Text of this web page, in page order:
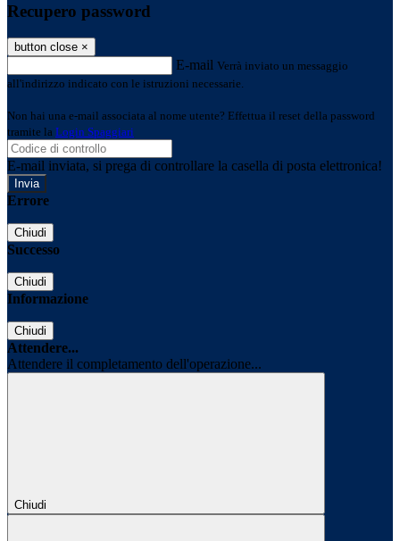
Recupero password
button close ×
E-mail Verrà inviato un messaggio
all'indirizzo indicato con le istruzioni necessarie.
Non hai una e-mail associata al nome utente? Effettua il reset della password
tramite la Login Spaggiari
E-mail inviata, si prega di controllare la casella di posta elettronica!
Errore
Chiudi
Successo
Chiudi
Informazione
Chiudi
Attendere...
Attendere il completamento dell'operazione...
Chiudi